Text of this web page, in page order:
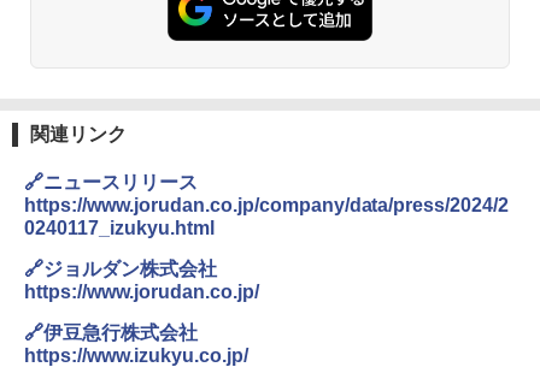
ーチ ピクニック ポップアップテント 携帯 簡
易 トイレテント (グレー)
テント ワンタッチ RENEW 幅200 2-3人用 43
500002(88859)
￥5,999
[キャンパーズコレクション 山善] 傘みたいに
広げるだけ パッとサッとテント ブラックコ
ーティング フルクローズ メッシュ 3-4人用
簡単設置 ポップアップテント エクルベージ
GRANDOOR ステンレス保冷剤 2個セット 2
026リニューアル 急速冷凍 空間倍増 衛生的
BUNDOK(バンドック)ソロ ドーム 1 EX BDK
-08EX カーキ ソロキャンプ ポリエステル フ
レーム ドーム型 テント
￥-
DEWEL パラソル 大型 ビーチ アウトドアパ
ラソル ガーデン サイトシート付 折りたたみ
防水 UVカット 4段階高さ調整 軽量 収納袋付
関連リンク
🔗ニュースリリース
https://www.jorudan.co.jp/company/data/press/2024/2
0240117_izukyu.html
🔗ジョルダン株式会社
https://www.jorudan.co.jp/
🔗伊豆急行株式会社
https://www.izukyu.co.jp/